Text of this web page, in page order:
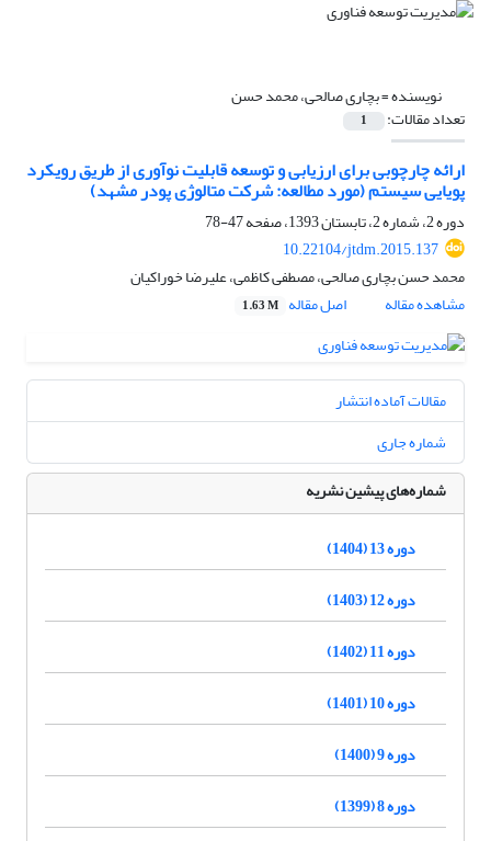
نویسنده =بچاری صالحی، محمد حسن
تعداد مقالات: 1
ارائه‌ چارچوبی برای ارزیابی و توسعه قابلیت نوآوری از طریق رویکرد
پویایی سیستم‌ (مورد مطالعه‌: شرکت متالوژی‌ پودر مشهد)
دوره 2، شماره 2، تابستان 1393، صفحه
47-78
10.22104/jtdm.2015.137
محمد حسن بچاری صالحی، مصطفی کاظمی، علیرضا خوراکیان
مشاهده مقاله
اصل مقاله 1.63 M
مقالات آماده انتشار
شماره جاری
شماره‌های پیشین نشریه
دوره 13 (1404)
دوره 12 (1403)
دوره 11 (1402)
دوره 10 (1401)
دوره 9 (1400)
دوره 8 (1399)